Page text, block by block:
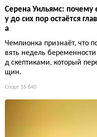
Серена Уильямс: почему
у до сих пор остаётся
а
Чемпионка признаёт, что
вять недель
д скептиками, который
щин.
Спорт 16 640